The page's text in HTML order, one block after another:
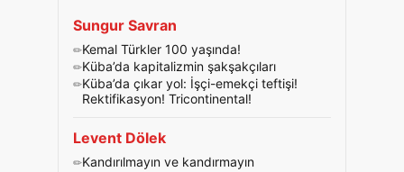
Sungur Savran
Kemal Türkler 100 yaşında!
Küba’da kapitalizmin şakşakçıları
Küba’da çıkar yol: İşçi-emekçi teftişi!
Rektifikasyon! Tricontinental!
Levent Dölek
Kandırılmayın ve kandırmayın